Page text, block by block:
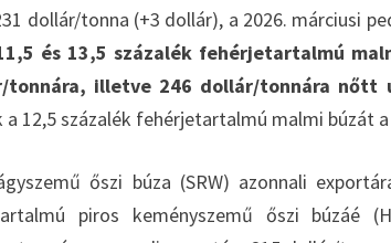
dollár/tonna (+3 dollár), a 2026. márciusi
és 13,5 százalék fehérjetartalmú
illetve 246 dollár/tonnára nőtt
12,5 százalék fehérjetartalmú malmi búzát
őszi búza (SRW) azonnali
piros keményszemű őszi búzáé